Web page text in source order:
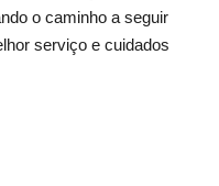
o caminho a seguir
serviço e cuidados